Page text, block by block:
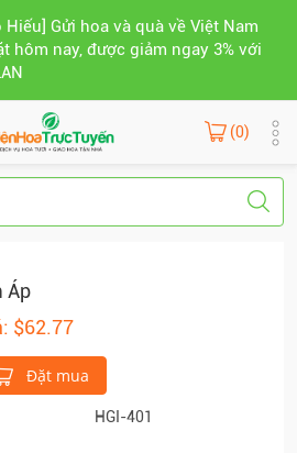
Hiếu] Gửi hoa và quà về Việt Nam
hôm nay, được giảm ngay 3% với
(0)
Áp
$62.77
Đặt mua
HGI-401